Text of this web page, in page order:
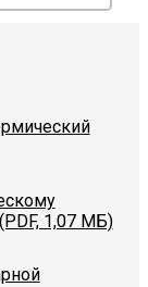
1,07 МБ)